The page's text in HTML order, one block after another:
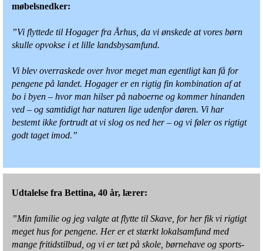
møbelsnedker:
”Vi flyttede til Hogager fra Århus, da vi ønskede at vores børn
skulle opvokse i et lille landsbysamfund.
Vi blev overraskede over hvor meget man egentligt kan få for
pengene på landet. Hogager er en rigtig fin kombination af at
bo i byen – hvor man hilser på naboerne og kommer hinanden
ved – og samtidigt har naturen lige udenfor døren. Vi har
bestemt ikke fortrudt at vi slog os ned her – og vi føler os rigtigt
godt taget imod.”
Udtalelse fra Bettina, 40 år, lærer:
”Min familie og jeg valgte at flytte til Skave, for her fik vi rigtigt
meget hus for pengene. Her er et stærkt lokalsamfund med
mange fritidstilbud, og vi er tæt på skole, børnehave og sports­